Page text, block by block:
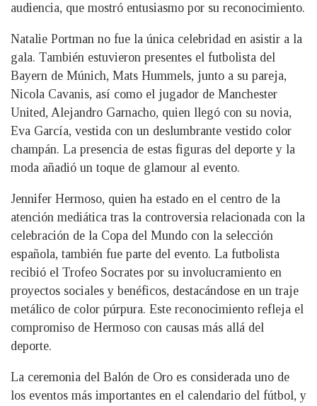
audiencia, que mostró entusiasmo por su reconocimiento.
Natalie Portman no fue la única celebridad en asistir a la
gala. También estuvieron presentes el futbolista del
Bayern de Múnich, Mats Hummels, junto a su pareja,
Nicola Cavanis, así como el jugador de Manchester
United, Alejandro Garnacho, quien llegó con su novia,
Eva García, vestida con un deslumbrante vestido color
champán. La presencia de estas figuras del deporte y la
moda añadió un toque de glamour al evento.
Jennifer Hermoso, quien ha estado en el centro de la
atención mediática tras la controversia relacionada con la
celebración de la Copa del Mundo con la selección
española, también fue parte del evento. La futbolista
recibió el Trofeo Socrates por su involucramiento en
proyectos sociales y benéficos, destacándose en un traje
metálico de color púrpura. Este reconocimiento refleja el
compromiso de Hermoso con causas más allá del
deporte.
La ceremonia del Balón de Oro es considerada uno de
los eventos más importantes en el calendario del fútbol, y